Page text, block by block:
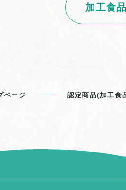
加工食
ページ 認定商品(加工食